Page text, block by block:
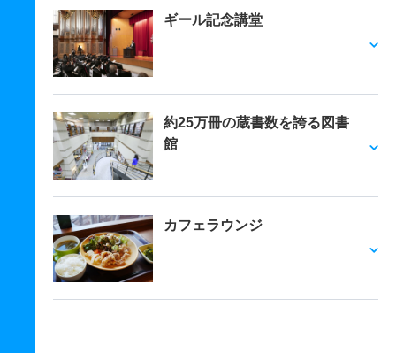
ギール記念講堂
約25万冊の蔵書数を誇る図書
館
カフェラウンジ